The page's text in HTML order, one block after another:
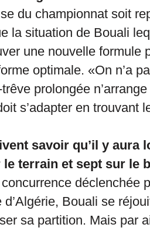
du championnat soit
la situation de Bouali
une nouvelle formule
optimale. «On n’a
prolongée
s’adapter en trouvant
savoir qu’il y aura
terrain et sept sur le
déclenchée
Bouali se
sa partition. Mais par